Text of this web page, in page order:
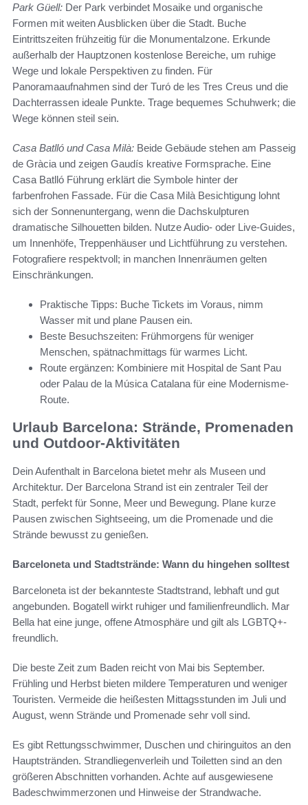
Park Güell: Der Park verbindet Mosaike und organische
Formen mit weiten Ausblicken über die Stadt. Buche
Eintrittszeiten frühzeitig für die Monumentalzone. Erkunde
außerhalb der Hauptzonen kostenlose Bereiche, um ruhige
Wege und lokale Perspektiven zu finden. Für
Panoramaaufnahmen sind der Turó de les Tres Creus und die
Dachterrassen ideale Punkte. Trage bequemes Schuhwerk; die
Wege können steil sein.
Casa Batlló und Casa Milà: Beide Gebäude stehen am Passeig
de Gràcia und zeigen Gaudís kreative Formsprache. Eine
Casa Batlló Führung erklärt die Symbole hinter der
farbenfrohen Fassade. Für die Casa Milà Besichtigung lohnt
sich der Sonnenuntergang, wenn die Dachskulpturen
dramatische Silhouetten bilden. Nutze Audio- oder Live-Guides,
um Innenhöfe, Treppenhäuser und Lichtführung zu verstehen.
Fotografiere respektvoll; in manchen Innenräumen gelten
Einschränkungen.
Praktische Tipps: Buche Tickets im Voraus, nimm
Wasser mit und plane Pausen ein.
Beste Besuchszeiten: Frühmorgens für weniger
Menschen, spätnachmittags für warmes Licht.
Route ergänzen: Kombiniere mit Hospital de Sant Pau
oder Palau de la Música Catalana für eine Modernisme-
Route.
Urlaub Barcelona: Strände, Promenaden
und Outdoor-Aktivitäten
Dein Aufenthalt in Barcelona bietet mehr als Museen und
Architektur. Der Barcelona Strand ist ein zentraler Teil der
Stadt, perfekt für Sonne, Meer und Bewegung. Plane kurze
Pausen zwischen Sightseeing, um die Promenade und die
Strände bewusst zu genießen.
Barceloneta und Stadtstrände: Wann du hingehen solltest
Barceloneta ist der bekannteste Stadtstrand, lebhaft und gut
angebunden. Bogatell wirkt ruhiger und familienfreundlich. Mar
Bella hat eine junge, offene Atmosphäre und gilt als LGBTQ+-
freundlich.
Die beste Zeit zum Baden reicht von Mai bis September.
Frühling und Herbst bieten mildere Temperaturen und weniger
Touristen. Vermeide die heißesten Mittagsstunden im Juli und
August, wenn Strände und Promenade sehr voll sind.
Es gibt Rettungsschwimmer, Duschen und chiringuitos an den
Hauptstränden. Strandliegenverleih und Toiletten sind an den
größeren Abschnitten vorhanden. Achte auf ausgewiesene
Badeschwimmerzonen und Hinweise der Strandwache.